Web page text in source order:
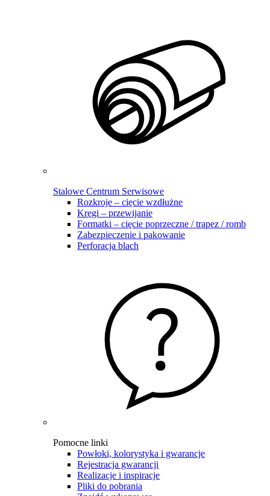
Stalowe Centrum Serwisowe
Rozkroje – cięcie wzdłużne
Kręgi – przewijanie
Formatki – cięcie poprzeczne / trapez / romb
Zabezpieczenie i pakowanie
Perforacja blach
Pomocne linki
Powłoki, kolorystyka i gwarancje
Rejestracja gwarancji
Realizacje i inspiracje
Pliki do pobrania